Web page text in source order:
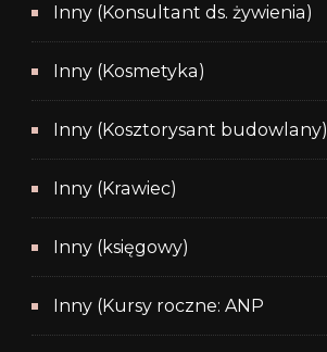
Inny (Konsultant ds. żywienia)
Inny (Kosmetyka)
Inny (Kosztorysant budowlany)
Inny (Krawiec)
Inny (księgowy)
Inny (Kursy roczne: ANP